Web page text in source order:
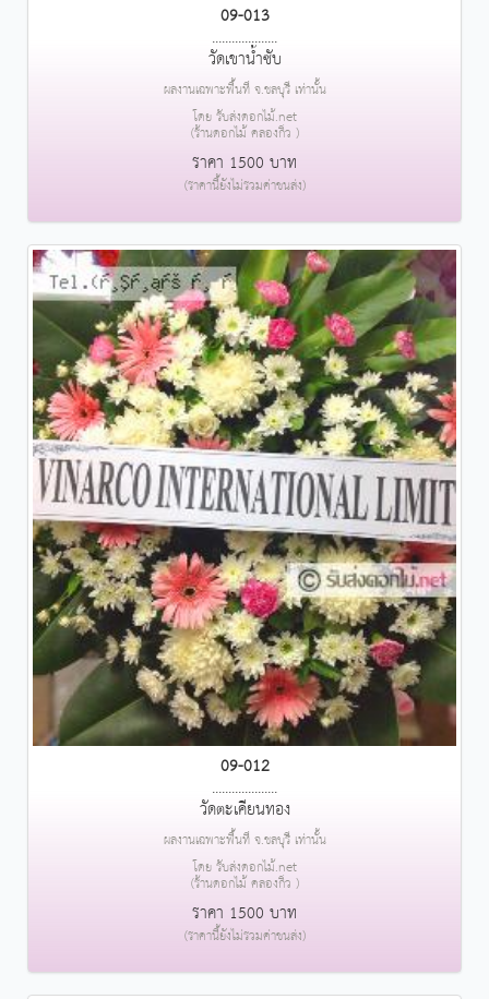
09-013
....................
วัดเขาน้ำซับ
ผลงานเฉพาะพื้นที่ จ.ชลบุรี เท่านั้น
โดย รับส่งดอกไม้.net
(ร้านดอกไม้ คลองกิ่ว )
ราคา 1500 บาท
(ราคานี้ยังไม่รวมค่าขนส่ง)
09-012
....................
วัดตะเคียนทอง
ผลงานเฉพาะพื้นที่ จ.ชลบุรี เท่านั้น
โดย รับส่งดอกไม้.net
(ร้านดอกไม้ คลองกิ่ว )
ราคา 1500 บาท
(ราคานี้ยังไม่รวมค่าขนส่ง)